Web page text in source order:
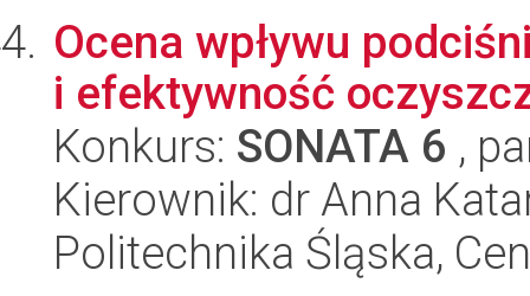
Ocena wpływu
i efektywność
Konkurs: SONATA 6 ,
Kierownik: dr Anna
Politechnika Śląska,